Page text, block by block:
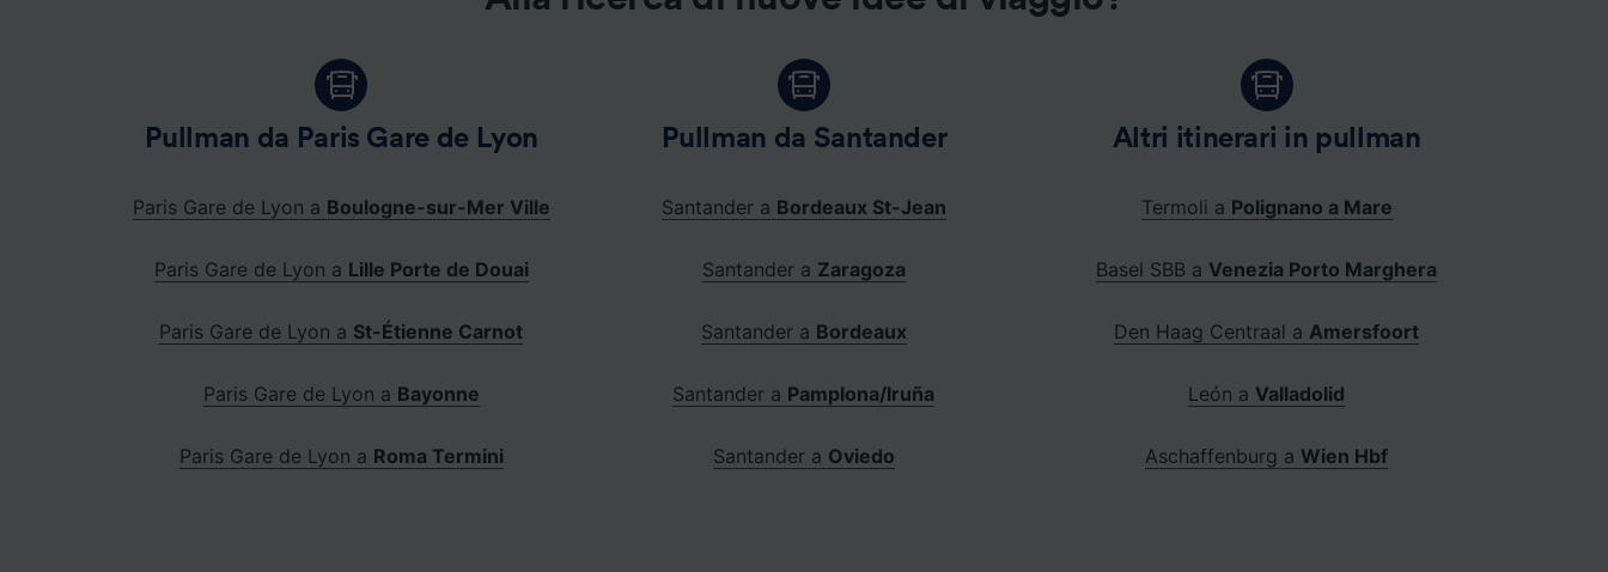
Pullman da Paris Gare de Lyon
Paris Gare de Lyon a Boulogne-sur-Mer Ville
Paris Gare de Lyon a Lille Porte de Douai
Paris Gare de Lyon a St-Étienne Carnot
Paris Gare de Lyon a Bayonne
Paris Gare de Lyon a Roma Termini
Pullman da Santander
Santander a Bordeaux St-Jean
Santander a Zaragoza
Santander a Bordeaux
Santander a Pamplona/Iruña
Santander a Oviedo
Altri itinerari in pullman
Termoli a Polignano a Mare
Basel SBB a Venezia Porto Marghera
Den Haag Centraal aAmersfoort
León a Valladolid
Aschaffenburg a Wien Hbf